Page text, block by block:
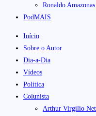
Ronaldo Amazonas
PodMAIS
Início
Sobre o Autor
Dia-a-Dia
Vídeos
Política
Colunista
Arthur Virgílio